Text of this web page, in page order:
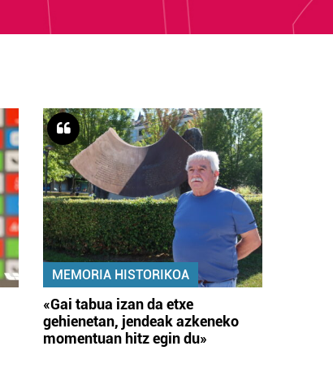
MEMORIA HISTORIKOA
«Gai tabua izan da etxe
gehienetan, jendeak azkeneko
momentuan hitz egin du»